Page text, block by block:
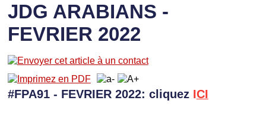
JDG ARABIANS -
FEVRIER 2022
#FPA91 - FEVRIER 2022: cliquez ICI